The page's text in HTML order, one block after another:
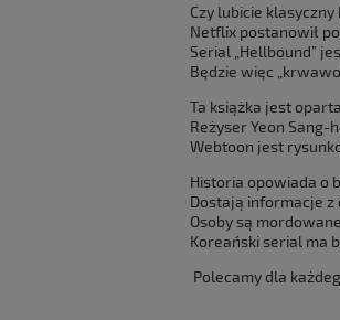
Czy lubicie
Netflix postanowił
Serial „Hellbound”
Będzie więc
Ta książka jest
Reżyser Yeon Sang-
Webtoon jest
Historia opowiada o
Dostają informacje
Osoby są
Koreański serial ma
Polecamy dla